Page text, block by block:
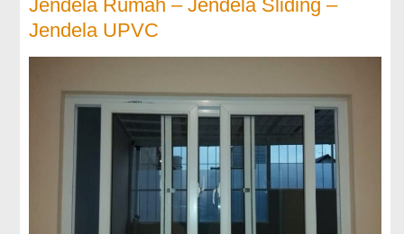
Jendela Rumah – Jendela Sliding –
Jendela UPVC